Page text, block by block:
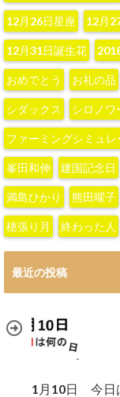
12月26日星座 12月
12月31日誕生花
おめでとう お礼の品
シダックス シロノワ
ファーミングシミュレ
峯田和伸 建国記念日
満島ひかり 熊田曜子
穂張り月 終わった人
最近の投稿
1月10日 今日